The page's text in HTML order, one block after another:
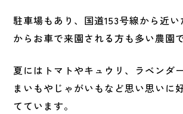
駐車場もあり、国道153号線から近
からお車で来園される方も多い農園で
夏にはトマトやキュウリ、ラベンダ
まいもやじゃがいもなど思い思いに
てています。